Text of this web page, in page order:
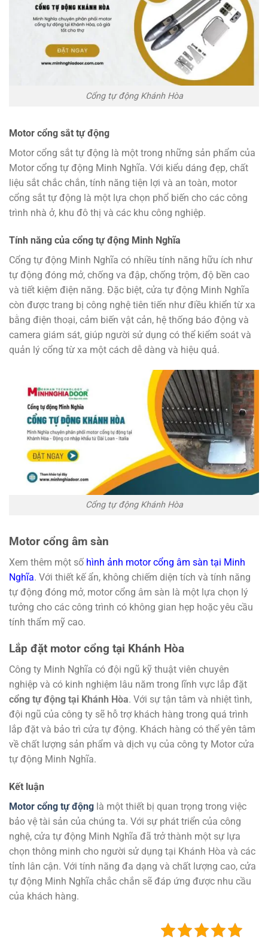
Cổng tự động Khánh Hòa
Motor cổng sắt tự động
Motor cổng sắt tự động là một trong những sản phẩm của
Motor cổng tự động Minh Nghĩa. Với kiểu dáng đẹp, chất
liệu sắt chắc chắn, tính năng tiện lợi và an toàn, motor
cổng sắt tự động là một lựa chọn phổ biến cho các công
trình nhà ở, khu đô thị và các khu công nghiệp.
Tính năng của cổng tự động Minh Nghĩa
Cổng tự động Minh Nghĩa có nhiều tính năng hữu ích như
tự động đóng mở, chống va đập, chống trộm, độ bền cao
và tiết kiệm điện năng. Đặc biệt, cửa tự động Minh Nghĩa
còn được trang bị công nghệ tiên tiến như điều khiển từ xa
bằng điện thoại, cảm biến vật cản, hệ thống báo động và
camera giám sát, giúp người sử dụng có thể kiểm soát và
quản lý cổng từ xa một cách dễ dàng và hiệu quả.
Cổng tự động Khánh Hòa
Motor cổng âm sàn
Xem thêm một số hình ảnh motor cổng âm sàn tại Minh
Nghĩa. Với thiết kế ẩn, không chiếm diện tích và tính năng
tự động đóng mở, motor cổng âm sàn là một lựa chọn lý
tưởng cho các công trình có không gian hẹp hoặc yêu cầu
tính thẩm mỹ cao.
Lắp đặt motor cổng tại Khánh Hòa
Công ty Minh Nghĩa có đội ngũ kỹ thuật viên chuyên
nghiệp và có kinh nghiệm lâu năm trong lĩnh vực lắp đặt
cổng tự động tại Khánh Hòa. Với sự tận tâm và nhiệt tình,
đội ngũ của công ty sẽ hỗ trợ khách hàng trong quá trình
lắp đặt và bảo trì cửa tự động. Khách hàng có thể yên tâm
về chất lượng sản phẩm và dịch vụ của công ty Motor cửa
tự động Minh Nghĩa.
Kết luận
Motor cổng tự động là một thiết bị quan trọng trong việc
bảo vệ tài sản của chúng ta. Với sự phát triển của công
nghệ, cửa tự động Minh Nghĩa đã trở thành một sự lựa
chọn thông minh cho người sử dụng tại Khánh Hòa và các
tỉnh lân cận. Với tính năng đa dạng và chất lượng cao, cửa
tự động Minh Nghĩa chắc chắn sẽ đáp ứng được nhu cầu
của khách hàng.